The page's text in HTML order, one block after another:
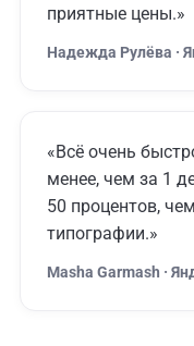
приятные цены.»
Надежда Рулёва ·
«Всё очень
менее, чем за 1
50 процентов,
типографии.»
Masha Garmash ·